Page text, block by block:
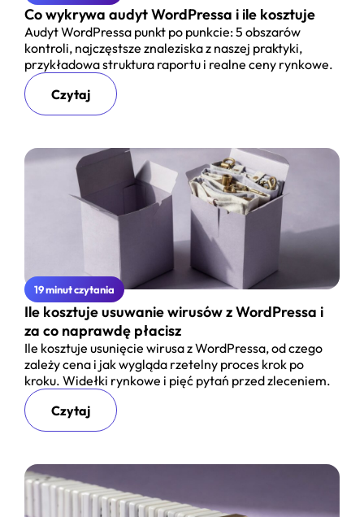
Co wykrywa audyt WordPressa i ile kosztuje
Audyt WordPressa punkt po punkcie: 5 obszarów
kontroli, najczęstsze znaleziska z naszej praktyki,
przykładowa struktura raportu i realne ceny rynkowe.
Czytaj
19 minut czytania
Ile kosztuje usuwanie wirusów z WordPressa i
za co naprawdę płacisz
Ile kosztuje usunięcie wirusa z WordPressa, od czego
zależy cena i jak wygląda rzetelny proces krok po
kroku. Widełki rynkowe i pięć pytań przed zleceniem.
Czytaj